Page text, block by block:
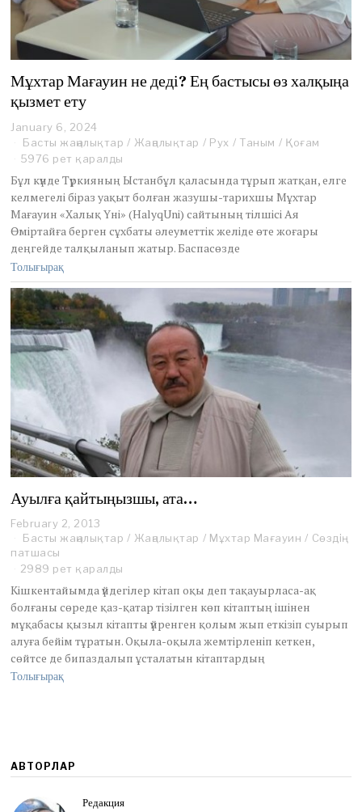
Мұхтар Мағауин не деді? Ең бастысы өз халқыңа
қызмет ету
January 6, 2024
a
n
a
r
y
6
2
4
Басты жаңалықтар / Жаңалықтар / Рух / Таным / Қоғам
5976 рет қаралды
Бұл күнде Түркияның Ыстанбұл қаласында тұрып жатқан, елге
келмегелі біраз уақыт болған жазушы-тарихшы Мұхтар
Мағауин «Халық Үні» (HalyqUni) сайтының тілшісі Ая
Өміртайға берген сұхбаты әлеуметтік желіде өте жоғары
деңгейде талқыланып жатыр. Баспасөзде
Толығырақ
Ауылға қайтыңызшы, ата…
February 2, 2013
e
r
a
r
y
2
,
Басты жаңалықтар / Жаңалықтар / Мұхтар Мағауин / Сөздің
патшасы
2989 рет қаралды
Кішкентайымда үйдегілер кітап оқы деп тақауырласа-ақ
болғаны сөреде қаз-қатар тізілген көп кітаптың ішінен
мұқабасы қызыл кітапты үйренген қолым жып еткізіп суырып
алуға бейім тұратын. Оқыла-оқыла жемтірленіп кеткен,
сөйтсе де бипаздалып ұсталатын кітаптардың
Толығырақ
АВТОРЛАР
Редакция